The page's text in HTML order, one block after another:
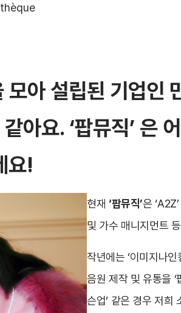
아 설립된 기업인
아요. ‘팝뮤직’ 은
요!
현재 ‘팝뮤직’은
및 가수 매니지먼트
작년에는 ‘이미지나인
음원 제작 및 유통을 ‘
슨업’ 같은 경우 저희